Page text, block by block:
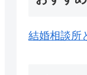
結婚相談所